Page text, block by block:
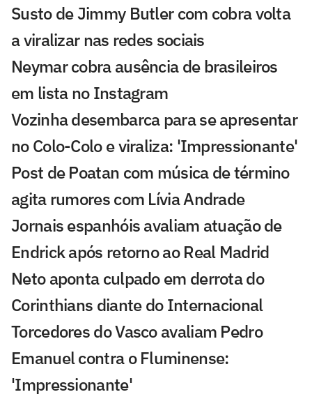
Susto de Jimmy Butler com cobra volta
a viralizar nas redes sociais
Neymar cobra ausência de brasileiros
em lista no Instagram
Vozinha desembarca para se apresentar
no Colo-Colo e viraliza: 'Impressionante'
Post de Poatan com música de término
agita rumores com Lívia Andrade
Jornais espanhóis avaliam atuação de
Endrick após retorno ao Real Madrid
Neto aponta culpado em derrota do
Corinthians diante do Internacional
Torcedores do Vasco avaliam Pedro
Emanuel contra o Fluminense:
'Impressionante'